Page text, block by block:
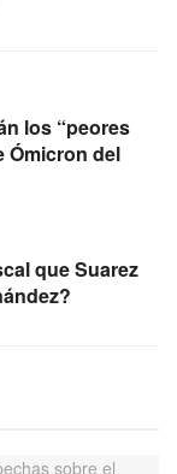
los “peores
Ómicron del
que Suarez